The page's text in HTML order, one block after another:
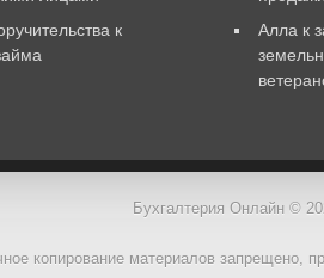
к
Алла к
Бухгалтерия Онлайн ©
копирование материалов запрещено,